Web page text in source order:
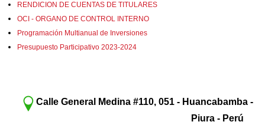
RENDICION DE CUENTAS DE TITULARES
OCI - ORGANO DE CONTROL INTERNO
Programación Multianual de Inversiones
Presupuesto Participativo 2023-2024
Calle General Medina #110, 051 - Huancabamba -
Piura - Perú